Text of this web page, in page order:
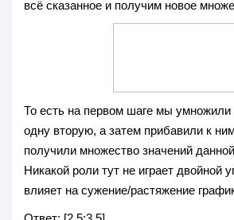
всё сказанное и получим новое
То есть на первом шаге мы умножили
одну вторую, а затем прибавили к
получили множество значений
Никакой роли тут не играет двойной
влияет на сужение/растяжение